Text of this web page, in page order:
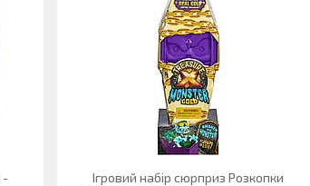
-
Ігровий набір сюрприз Розкопки